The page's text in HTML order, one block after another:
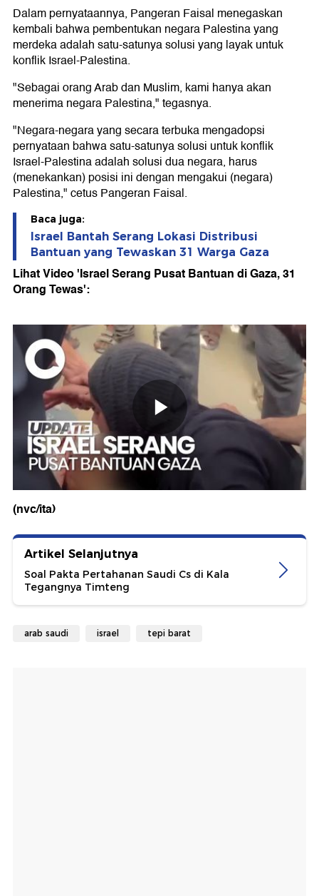
Dalam pernyataannya, Pangeran Faisal menegaskan
kembali bahwa pembentukan negara Palestina yang
merdeka adalah satu-satunya solusi yang layak untuk
konflik Israel-Palestina.
"Sebagai orang Arab dan Muslim, kami hanya akan
menerima negara Palestina," tegasnya.
"Negara-negara yang secara terbuka mengadopsi
pernyataan bahwa satu-satunya solusi untuk konflik
Israel-Palestina adalah solusi dua negara, harus
(menekankan) posisi ini dengan mengakui (negara)
Palestina," cetus Pangeran Faisal.
Baca juga:
Israel Bantah Serang Lokasi Distribusi
Bantuan yang Tewaskan 31 Warga Gaza
Lihat Video 'Israel Serang Pusat Bantuan di Gaza, 31
Orang Tewas':
(nvc/ita)
Artikel Selanjutnya
Soal Pakta Pertahanan Saudi Cs di Kala
Tegangnya Timteng
arab saudi israel tepi barat